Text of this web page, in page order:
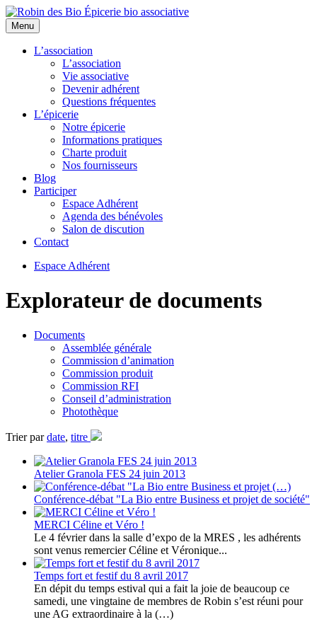
Menu
L’association
L’association
Vie associative
Devenir adhérent
Questions fréquentes
L’épicerie
Notre épicerie
Informations pratiques
Charte produit
Nos fournisseurs
Blog
Participer
Espace Adhérent
Agenda des bénévoles
Salon de discution
Contact
Espace Adhérent
Explorateur de documents
Documents
Assemblée générale
Commission d’animation
Commission produit
Commission RFI
Conseil d’administration
Photothèque
Trier pardate, titre
Atelier Granola FES 24 juin 2013
Conférence-débat "La Bio entre Business et projet de société"
MERCI Céline et Véro !
Le 4 février dans la salle d’expo de la MRES , les adhérents
sont venus remercier Céline et Véronique...
Temps fort et festif du 8 avril 2017
En dépit du temps estival qui a fait la joie de beaucoup ce
samedi, une vingtaine de membres de Robin s’est réuni pour
une AG extraordinaire à la (…)